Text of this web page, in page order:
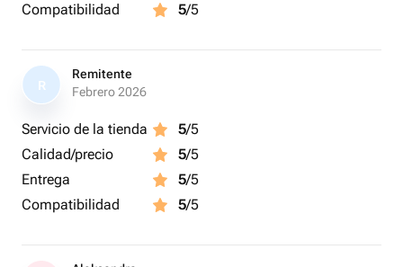
Compatibilidad
5/5
R
Remitente
Febrero 2026
Servicio de la tienda 5/5
Calidad/precio
5/5
Entrega
5/5
Compatibilidad
5/5